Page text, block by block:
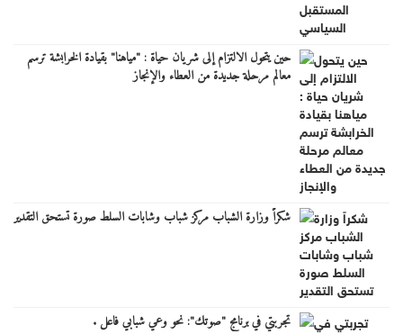
حين يتحول الالتزام إلى شريان حياة : "مياهنا" بقيادة الخرابشة ترسم
معالم مرحلة جديدة من العطاء والإنجاز
شكراً وزارة الشباب مركز شباب وشابات السلط صورة تستحق التقدير
تجربتي في برنامج "صوتك": نحو وعي شبابي فاعل .